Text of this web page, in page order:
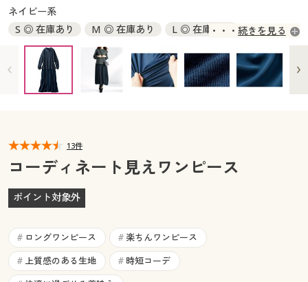
大きいサイズ 事務・制服
カタログ・チラシからのご注文
デジタルカタログ
カタログ無料プレゼント
マイページ
閲覧履歴
お気に入り
サポート
カタログ無料プレゼント
会員メニュー
閲覧履歴
ご利用ガイド
ネイビー系
S ◎ 在庫あり
M ◎ 在庫あり
L ◎ 在庫あり
LL ◎ 在庫あり
3L ◎ 在庫あり
続きを見る
13件
コーディネート見えワンピース
ポイント対象外
# ロングワンピース # 楽ちんワンピース
# 上質感のある生地 # 時短コーデ